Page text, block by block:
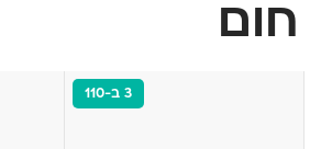
חום
3 ב-110